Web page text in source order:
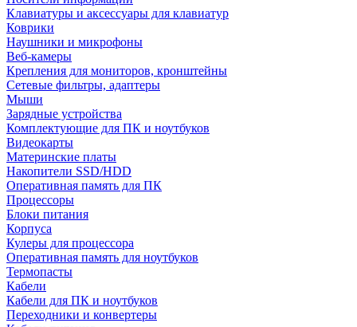
Клавиатуры и аксессуары для клавиатур
Коврики
Наушники и микрофоны
Веб-камеры
Крепления для мониторов, кронштейны
Сетевые фильтры, адаптеры
Мыши
Зарядные устройства
Комплектующие для ПК и ноутбуков
Видеокарты
Материнские платы
Накопители SSD/HDD
Оперативная память для ПК
Процессоры
Блоки питания
Корпуса
Кулеры для процессора
Оперативная память для ноутбуков
Термопасты
Кабели
Кабели для ПК и ноутбуков
Переходники и конвертеры